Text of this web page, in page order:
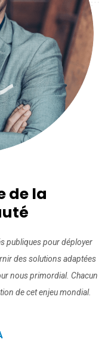
de la
publiques pour déployer
des solutions adaptées
nous primordial. Chacun
de cet enjeu mondial.